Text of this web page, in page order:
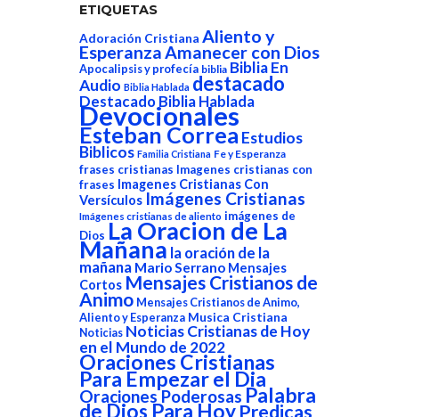
ETIQUETAS
Adoración Cristiana Aliento y
EsperanzaAmanecer con Dios
Apocalipsis y profecía biblia Biblia En
Audio Biblia Hablada destacado
Destacado Biblia Hablada
Devocionales
Esteban Correa Estudios
Biblicos Familia Cristiana Fe y Esperanza
frases cristianas Imagenes cristianas con
frases Imagenes Cristianas Con
Versículos Imágenes Cristianas
Imágenes cristianas de aliento imágenes de
Dios La Oracion de La
Mañana la oración de la
mañana Mario Serrano Mensajes
Cortos Mensajes Cristianos de
Animo Mensajes Cristianos de Animo,
Aliento y Esperanza Musica Cristiana
Noticias Noticias Cristianas de Hoy
en el Mundo de 2022
Oraciones Cristianas
Para Empezar el Dia
Oraciones Poderosas Palabra
de Dios Para HoyPredicas